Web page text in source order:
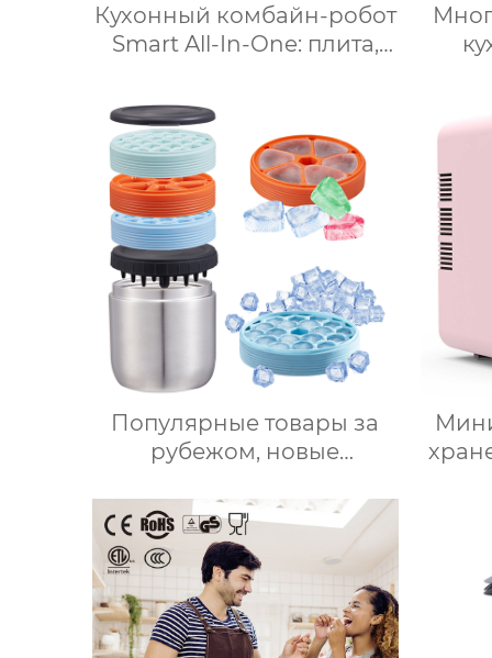
Кухонный комбайн-робот
Smart All-In-One: плита,
соковыжималка, блендер,
кипяток, замешивание,
взвешивание
для
Популярные товары за
рубежом, новые
льда из нержавеющей
стали, изоляционные
ведерки, многослойное
приготовление льда,
быстрое высвобождение,
бытовые льдогенераторы